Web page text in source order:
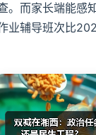
。而家长端能感
业辅导班次比